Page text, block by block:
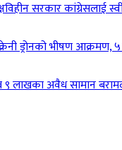
सरकार कांग्रेसलाई
ड्रोनको भीषण आक्रमण,
९ लाखका अवैध सामान